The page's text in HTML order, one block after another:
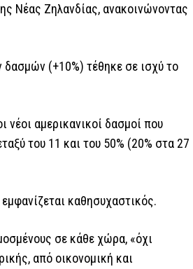
Νέας Ζηλανδίας, ανακοινώνοντας
(+10%) τέθηκε σε ισχύ το
νέοι αμερικανικοί δασμοί που
του 11 και του 50% (20% στα 27
καθησυχαστικός.
σε κάθε χώρα, «όχι
από οικονομική και